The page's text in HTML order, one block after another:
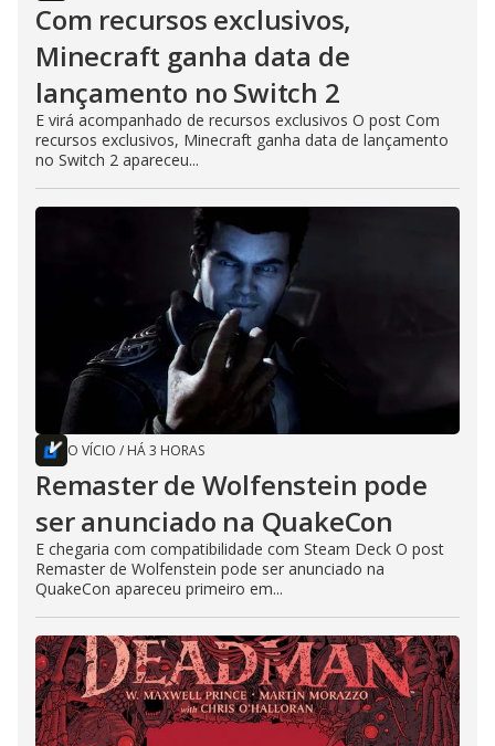
Com recursos exclusivos,
Minecraft ganha data de
lançamento no Switch 2
E virá acompanhado de recursos exclusivos O post Com
recursos exclusivos, Minecraft ganha data de lançamento
no Switch 2 apareceu...
O VÍCIO / HÁ 3 HORAS
Remaster de Wolfenstein pode
ser anunciado na QuakeCon
E chegaria com compatibilidade com Steam Deck O post
Remaster de Wolfenstein pode ser anunciado na
QuakeCon apareceu primeiro em...